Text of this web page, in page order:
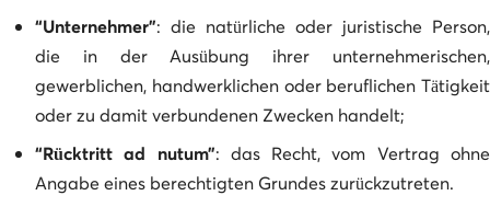
“Unternehmer”: die natürliche oder juristische Person,
die in der Ausübung ihrer unternehmerischen,
gewerblichen, handwerklichen oder beruflichen Tätigkeit
oder zu damit verbundenen Zwecken handelt;
“Rücktritt ad nutum”: das Recht, vom Vertrag ohne
Angabe eines berechtigten Grundes zurückzutreten.